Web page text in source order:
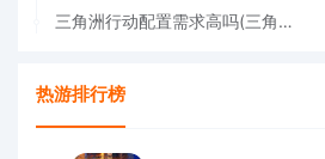
三角洲行动配置需求高吗(三角洲行动配置需求手机)
热游排行榜